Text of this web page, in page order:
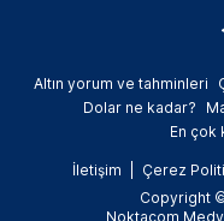
Altın yorum ve tahminleri
Dolar ne kadar?
En çok
İletişim Çerez
Copyright ©
Noktacom